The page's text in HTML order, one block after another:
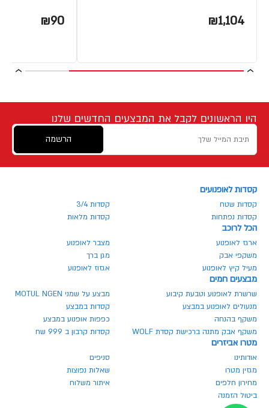
₪1,104
₪90
היו הראשונים לקבל את המבצעים החדשים שלנו
הרשמה
קסדות לאופנועים
קסדות שטח
קסדות 3/4
קסדות נפתחות
קסדות מלאות
הכל לרוכב
ארגז לאופנוע
מצבר לאופנוע
משקפי אבק
מגן ברך
מעיל קיץ לאופנוע
אגזוז לאופנוע
מבצעים חמים
שרשרת לאופנוע וטבעת קיבוע
מבצע על שמני MOTUL NGEN
מנעולים לאופנוע במבצע
קסדות במבצע
משקף בהנחה
כפפות אופנוע במבצע
משקף אבק מתנה ברכישת קסדת WOLF
קסדות קרבון ב 999 שח
מטרו אביזרים
אודותינו
סניפים
מגזין מטרו
שאלות נפוצות
מחירון חלפים
איתור משלוח
ביטול הזמנה